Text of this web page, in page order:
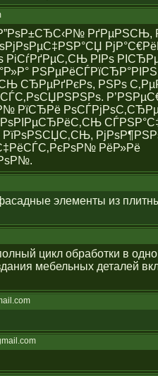
Р”РѕР±СЂС‹Р№
РіСѓРґРµС‚СЊ РІРѕ
СЂРµРґРєРѕ, РЅРѕ
РїСЂРё
РёР»Рё
элементы из
цикл обработки в
мебельных деталей